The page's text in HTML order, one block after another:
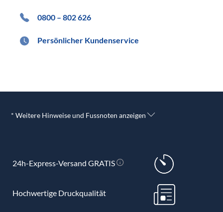
0800 – 802 626
Persönlicher Kundenservice
* Weitere Hinweise und Fussnoten anzeigen
24h-Express-Versand GRATIS
Hochwertige Druckqualität